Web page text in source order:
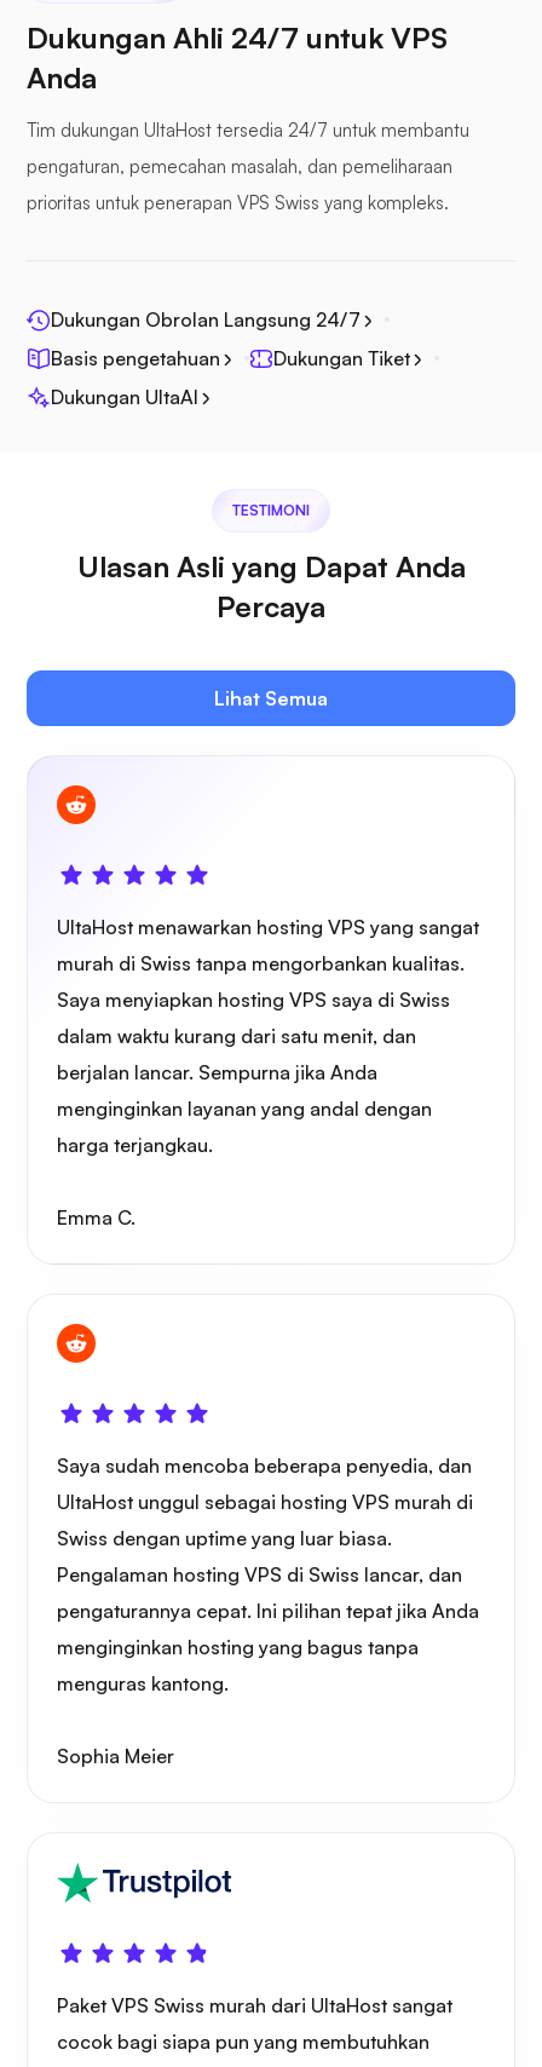
File Laut
Pelindung kawat
Sinar-X
tabung permainan
Pengangkut barang
Dukungan Ahli 24/7 untuk VPS
Anda
Tim dukungan UltaHost tersedia 24/7 untuk membantu
pengaturan, pemecahan masalah, dan pemeliharaan
prioritas untuk penerapan VPS Swiss yang kompleks.
Dukungan Obrolan Langsung 24/7
Basis pengetahuan
Dukungan Tiket
Dukungan UltaAI
TESTIMONI
Ulasan Asli yang Dapat Anda
Percaya
Lihat Semua
UltaHost menawarkan hosting VPS yang sangat
murah di Swiss tanpa mengorbankan kualitas.
Saya menyiapkan hosting VPS saya di Swiss
dalam waktu kurang dari satu menit, dan
berjalan lancar. Sempurna jika Anda
menginginkan layanan yang andal dengan
harga terjangkau.
Emma C.
Saya sudah mencoba beberapa penyedia, dan
UltaHost unggul sebagai hosting VPS murah di
Swiss dengan uptime yang luar biasa.
Pengalaman hosting VPS di Swiss lancar, dan
pengaturannya cepat. Ini pilihan tepat jika Anda
menginginkan hosting yang bagus tanpa
menguras kantong.
Sophia Meier
Paket VPS Swiss murah dari UltaHost sangat
cocok bagi siapa pun yang membutuhkan